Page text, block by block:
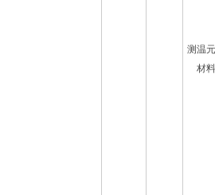
测温
材料